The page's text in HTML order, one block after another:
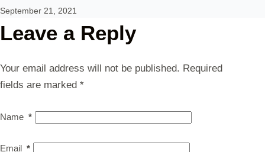
September 21, 2021
Leave a Reply
Your email address will not be published. Required
fields are marked *
Name *
Email *